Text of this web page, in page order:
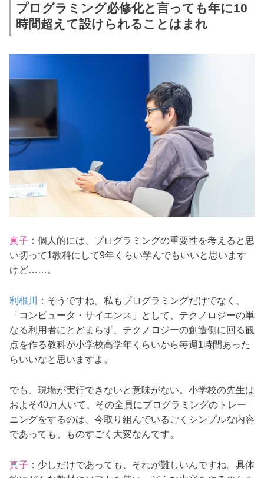
プログラミング必修化と言っても年に10
時間超えて設けられることはまれ
真子 ：個人的には、プログラミングの重要性を考えると思
い切って1教科にして9年くらい学んでもいいと思います
けど……。
利根川 ： そうですね。私もプログラミングだけでなく、
「コンピュータ・サイエンス」として、テクノロジーの単
なる利用者にとどまらず、テクノロジーの創造側に回る観
点を作る教科が小学校高学年くらいから毎週1時間あった
らいいなと思いますよ。
でも、現場が実行できないと意味がない。小学校の先生は
およそ40万人いて、その全員にプログラミングのトレー
ニングをするのは、今取り組んでいるごくシンプルな内容
であっても、ものすごく大変なんです。
真子 ：少しだけであっても、それが難しいんですね。具体